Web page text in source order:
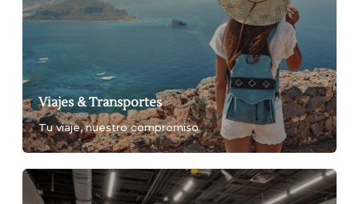
Viajes & Transportes
Tu viaje, nuestro compromiso